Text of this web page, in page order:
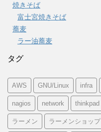
焼きそば
富士宮焼きそば
蕎麦
ラー油蕎麦
タグ
AWS GNU/Linux infra
nagios network thinkpad
ラーメン ラーメンショップ